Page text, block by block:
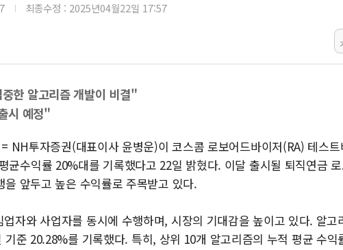
이란, 美·이스라엘
김정관 장관 "영업이
뉴욕증시 프리뷰, 미
최종수정 : 2025년04월22일 17:57
한 알고리즘 개발이 비결"
시 예정"
NH투자증권(대표이사 윤병운)이 코스콤 로보어드바이저(RA) 테스트
균수익률 20%대를 기록했다고 22일 밝혔다. 이달 출시될 퇴직연금
을 앞두고 높은 수익률로 주목받고 있다.
자와 사업자를 동시에 수행하며, 시장의 기대감을 높이고 있다. 알고
준 20.28%를 기록했다. 특히, 상위 10개 알고리즘의 누적 평균 수익